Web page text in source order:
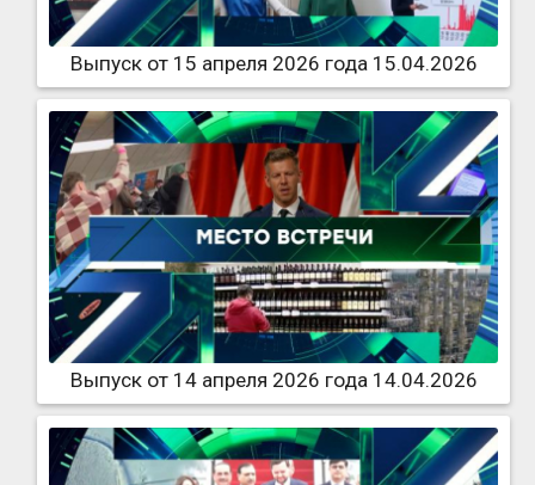
Выпуск от 15 апреля 2026 года 15.04.2026
Выпуск от 14 апреля 2026 года 14.04.2026